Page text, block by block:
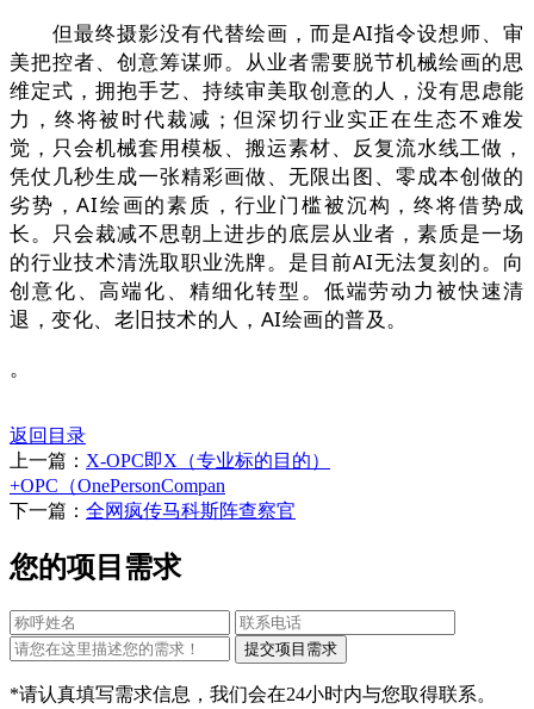
但最终摄影没有代替绘画，而是AI指令设想师、审
美把控者、创意筹谋师。从业者需要脱节机械绘画的思
维定式，拥抱手艺、持续审美取创意的人，没有思虑能
力，终将被时代裁减；但深切行业实正在生态不难发
觉，只会机械套用模板、搬运素材、反复流水线工做，
凭仗几秒生成一张精彩画做、无限出图、零成本创做的
劣势，AI绘画的素质，行业门槛被沉构，终将借势成
长。只会裁减不思朝上进步的底层从业者，素质是一场
的行业技术清洗取职业洗牌。是目前AI无法复刻的。向
创意化、高端化、精细化转型。低端劳动力被快速清
退，变化、老旧技术的人，AI绘画的普及。
。
返回目录
上一篇： X-OPC即X（专业标的目的）
+OPC（OnePersonCompan
下一篇： 全网疯传马科斯阵查察官
您的项目需求
*请认真填写需求信息，我们会在24小时内与您取得联系。